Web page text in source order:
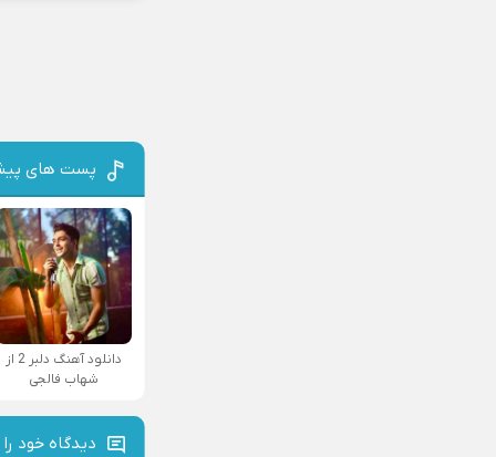
پست های
دانلود آهنگ دلبر 2 از
شهاب فالجی
دیدگاه خود